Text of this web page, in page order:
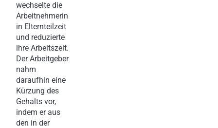
wechselte die
Arbeitnehmerin
in Elternteilzeit
und reduzierte
ihre Arbeitszeit.
Der Arbeitgeber
nahm
daraufhin eine
Kürzung des
Gehalts vor,
indem er aus
den in der